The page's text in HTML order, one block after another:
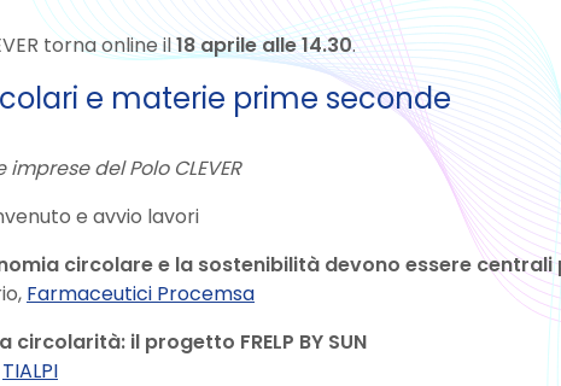
torna online il18 aprile alle 14.30.
e materie prime seconde
del Polo CLEVER
e avvio lavori​
circolare e la sostenibilità devono essere
Farmaceutici Procemsa
circolarità: il progetto FRELP BY SUN
TIALPI